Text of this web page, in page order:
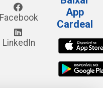
Facebook
LinkedIn
App
Cardeal